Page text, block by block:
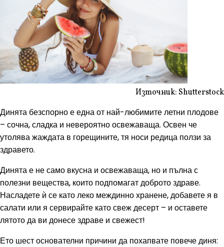
Източник: Shutterstock
Динята безспорно е една от най-любимите летни плодове
– сочна, сладка и невероятно освежаваща. Освен че
утолява жаждата в горещините, тя носи редица ползи за
здравето.
Динята е не само вкусна и освежаваща, но и пълна с
полезни вещества, които подпомагат доброто здраве.
Насладете ѝ се като леко междинно хранене, добавете я в
салати или я сервирайте като свеж десерт – и оставете
лятото да ви донесе здраве и свежест!
Ето шест основателни причини да похапвате повече диня: